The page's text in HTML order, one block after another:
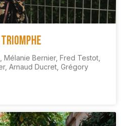
Mélanie Bernier, Fred Testot,
Arnaud Ducret, Grégory